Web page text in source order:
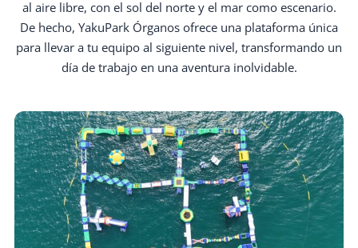
al aire libre, con el sol del norte y el mar como escenario.
De hecho, YakuPark Órganos ofrece una plataforma única
para llevar a tu equipo al siguiente nivel, transformando un
día de trabajo en una aventura inolvidable.